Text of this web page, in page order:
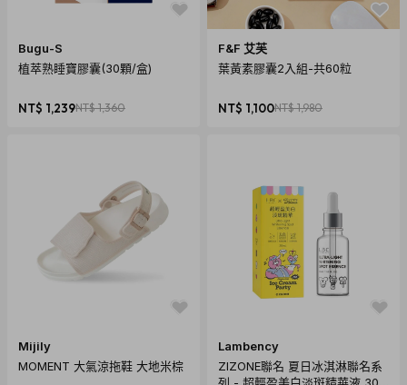
Bugu-S
植萃熟睡寶膠囊(30顆/盒)
NT$ 1,239NT$ 1,360
F&F 艾芙
葉黃素膠囊2入組-共60粒
NT$ 1,100NT$ 1,980
Mijily
MOMENT 大氣涼拖鞋 大地米棕
Lambency
ZIZONE聯名 夏日冰淇淋聯名系